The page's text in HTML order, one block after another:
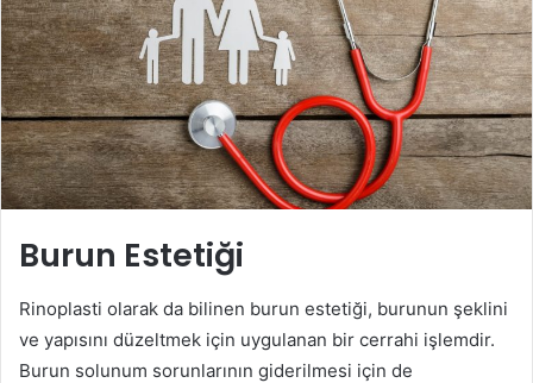
Burun Estetiği
Rinoplasti olarak da bilinen burun estetiği, burunun şeklini
ve yapısını düzeltmek için uygulanan bir cerrahi işlemdir.
Burun solunum sorunlarının giderilmesi için de